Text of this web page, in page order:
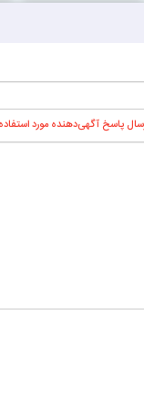
پاسخ آگهی‌دهنده مورد